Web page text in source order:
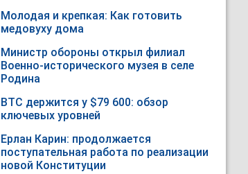
Молодая и крепкая: Как готовить
медовуху дома
Министр обороны открыл филиал
Военно-исторического музея в селе
Родина
BTC держится у $79 600: обзор
ключевых уровней
Ерлан Карин: продолжается
поступательная работа по реализации
новой Конституции